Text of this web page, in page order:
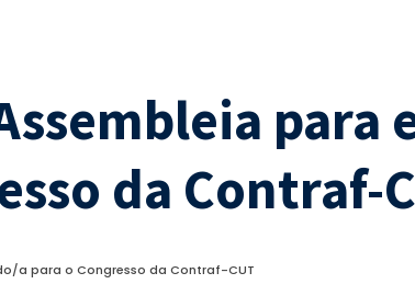
para
da Contraf-
a para o Congresso da Contraf-CUT